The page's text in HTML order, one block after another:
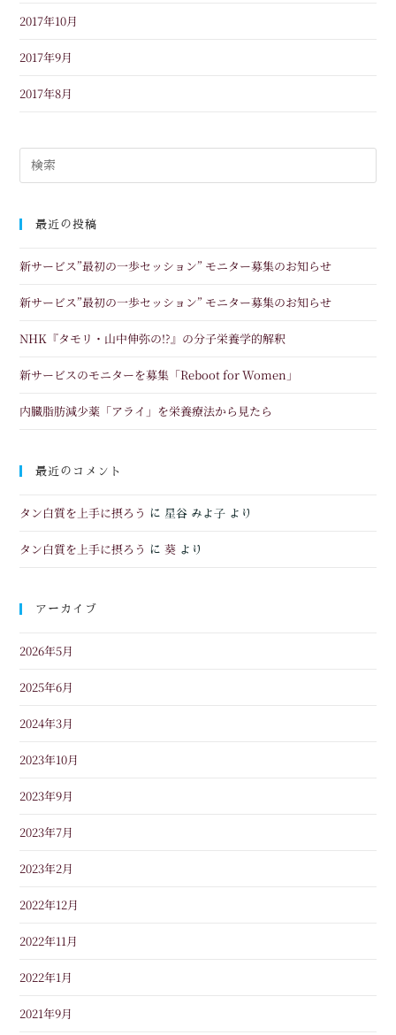
2017年10月
2017年9月
2017年8月
最近の投稿
新サービス”最初の一歩セッション” モニター募集のお知らせ
新サービス”最初の一歩セッション” モニター募集のお知らせ
NHK『タモリ・山中伸弥の!?』の分子栄養学的解釈
新サービスのモニターを募集「Reboot for Women」
内臓脂肪減少薬「アライ」を栄養療法から見たら
最近のコメント
タン白質を上手に摂ろう に 星谷 みよ子 より
タン白質を上手に摂ろう に葵 より
アーカイブ
2026年5月
2025年6月
2024年3月
2023年10月
2023年9月
2023年7月
2023年2月
2022年12月
2022年11月
2022年1月
2021年9月